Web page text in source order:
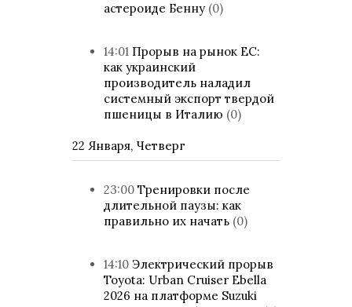
астероиде Бенну (0)
14:01 Прорыв на рынок ЕС:
как украинский
производитель наладил
системный экспорт твердой
пшеницы в Италию (0)
22 Января, Четверг
23:00 Тренировки после
длительной паузы: как
правильно их начать (0)
14:10 Электрический прорыв
Toyota: Urban Cruiser Ebella
2026 на платформе Suzuki